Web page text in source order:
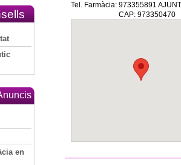
en
Tel. Farmàcia: 973355891
CAP: 973350470